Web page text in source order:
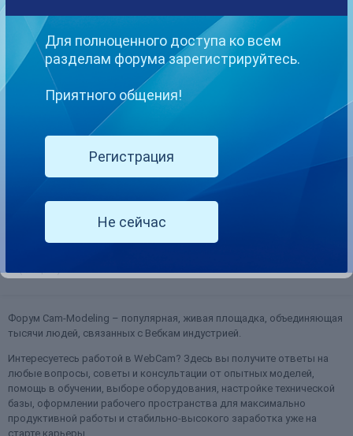
Найдено: 1 результат
СОРТИРОВКА
Fan club cost - что это такое ?
опубликовал тема в Всё о Chaturbate
16 июня, 2018
Форум Cam-Modeling – популярная, живая площадка, объединяющая
тысячи людей, связанных с Вебкам индустрией.
Интересуетесь работой в WebCam? Здесь вы получите ответы на
любые вопросы, советы и консультации от опытных моделей,
помощь в обучении, выборе оборудования, настройке технической
базы, оформлении рабочего пространства для максимально
продуктивной работы и стабильно-высокого заработка уже на
старте карьеры.
Для полноценного доступа ко всем
разделам форума зарегистрируйтесь.
Приятного общения!
Регистрация
Не сейчас